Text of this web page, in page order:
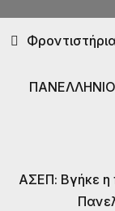
ΑΣΕΠ: Βγήκε η